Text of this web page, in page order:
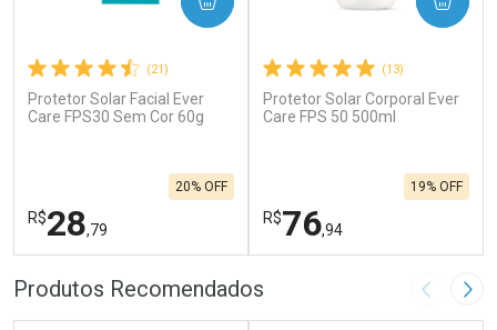
(21)
Protetor Solar Facial Ever
Care FPS30 Sem Cor 60g
R$28,79
20% OFF
FECHAR
FECHAR
(13)
Protetor Solar Corporal Ever
Care FPS 50 500ml
R$76,94
19% OFF
Produtos Recomendados Imagem